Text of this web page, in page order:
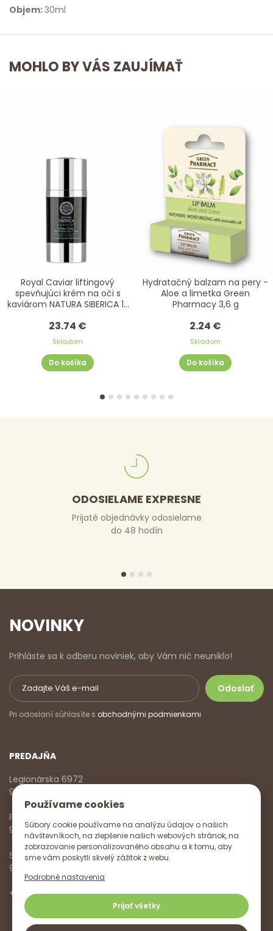
Používame cookies
Súbory cookie používame na analýzu údajov o našich
návštevníkoch, na zlepšenie našich webových stránok, na
zobrazovanie personalizovaného obsahu a k tomu, aby
sme vám poskytli skvelý zážitok z webu.
Podrobné nastavenia
Prijať všetky
Objem:30ml
MOHLO BY VÁS ZAUJÍMAŤ
Royal Caviar liftingový
spevňujúci krém na oči s
kaviárom NATURA SIBERICA 15
23.74 €
Skladom
Do košíka
Hydratačný balzam na pery -
Aloe a limetka Green
Pharmacy 3,6 g
2.24 €
Skladom
Do košíka
ODOSIELAME EXPRESNE
Prijaté objednávky odosielame
do 48 hodín
NOVINKY
Prihláste sa k odberu noviniek, aby Vám nič neuniklo!
Pri odoslaní súhlasíte s obchodnými podmienkami
PREDAJŇA
Legionárska 6972
911 01 Trenčín
Pondelok - Piatok
9:00 - 17:00
Sobota
9:00 - 12:00
+421 918 785 620,+421 915 572 350,info@vitanella.sk